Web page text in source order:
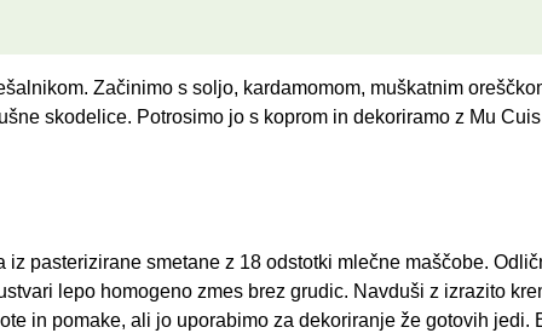
Začinimo s soljo, kardamomom, muškatnim
skodelice. Potrosimo jo s koprom in dekoriramo z Mu
pasterizirane smetane z 18 odstotki mlečne maščobe.
lepo homogeno zmes brez grudic. Navduši z izrazito
in pomake, ali jo uporabimo za dekoriranje že gotovih jedi.